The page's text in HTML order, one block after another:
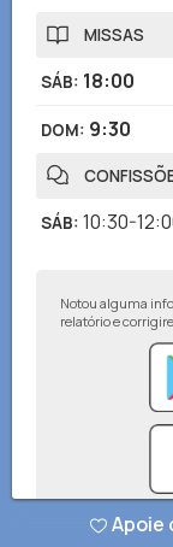
MISSAS
SÁB: 18:00
DOM: 9:30
SÁB: 10:30-
Notou alguma
relatório e
Apoie